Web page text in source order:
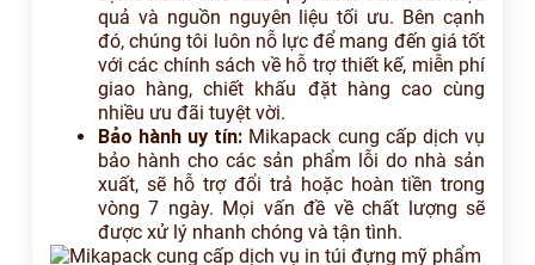
quả và nguồn nguyên liệu tối ưu. Bên cạnh
đó, chúng tôi luôn nỗ lực để mang đến giá tốt
với các chính sách về hỗ trợ thiết kế, miễn phí
giao hàng, chiết khấu đặt hàng cao cùng
nhiều ưu đãi tuyệt vời.
Bảo hành uy tín: Mikapack cung cấp dịch vụ
bảo hành cho các sản phẩm lỗi do nhà sản
xuất, sẽ hỗ trợ đổi trả hoặc hoàn tiền trong
vòng 7 ngày. Mọi vấn đề về chất lượng sẽ
được xử lý nhanh chóng và tận tình.